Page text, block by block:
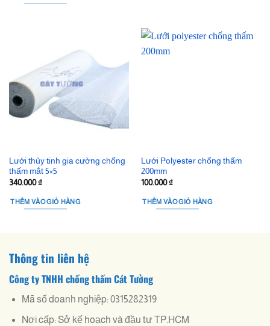
Lưới thủy tinh gia cường chống
thấm mắt 5×5
340.000₫
THÊM VÀO GIỎ HÀNG
Lưới Polyester chống thấm
200mm
100.000₫
THÊM VÀO GIỎ HÀNG
Thông tin liên hệ
Công ty TNHH chống thấm Cát Tường
Mã số doanh nghiệp: 0315282319
Nơi cấp: Sở kế hoạch và đầu tư TP.HCM